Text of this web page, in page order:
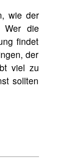
wie der
Wer die
findet
der
viel zu
sollten